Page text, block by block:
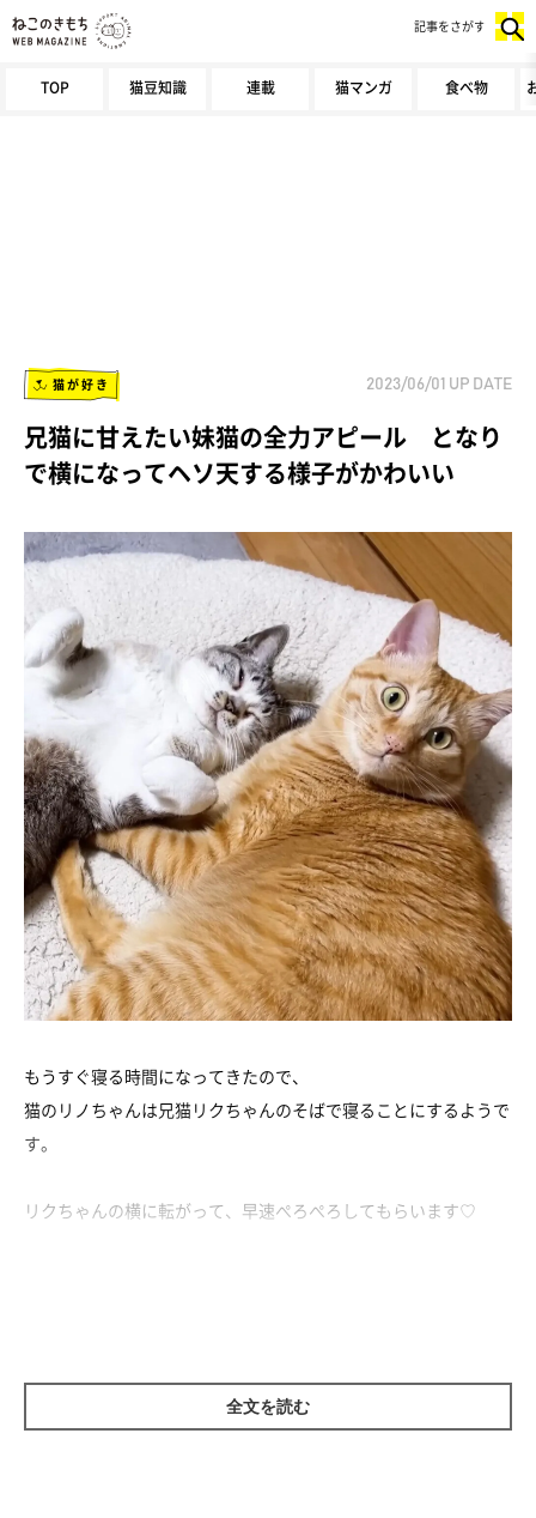
TOP 猫豆知識 連載 猫マンガ 食べ物
記事をさがす
猫が好き 2023/06/01 UP DATE
兄猫に甘えたい妹猫の全力アピール となり
で横になってヘソ天する様子がかわいい
もうすぐ寝る時間になってきたので、
猫のリノちゃんは兄猫リクちゃんのそばで寝ることにするようで
す。
リクちゃんの横に転がって、早速ぺろぺろしてもらいます♡
変わらず仲良しな2匹なのでした。
全文を読む